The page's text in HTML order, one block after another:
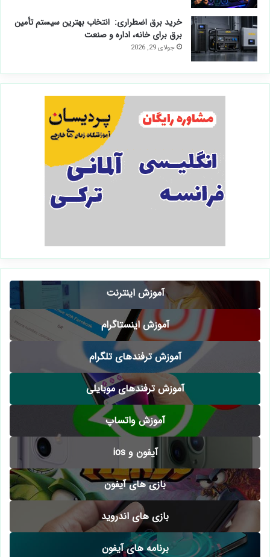
خرید برق اضطراری: انتخاب بهترین سیستم تأمین
برق برای خانه، اداره و صنعت
جولای 29, 2026
آموزش اینترنت
آموزش اینستاگرام
آموزش ترفندهای تلگرام
آموزش ترفندهای موبایلی
آموزش واتساپ
آیفون و ios
بازی های آیفون
بازی های اندروید
برنامه های آیفون